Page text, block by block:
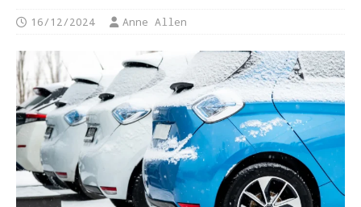
16/12/2024 Anne Allen